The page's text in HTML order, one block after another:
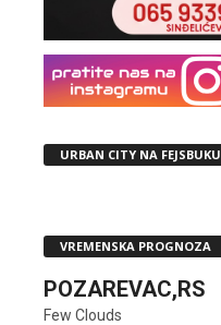
URBAN CITY NA FEJSBUKU
VREMENSKA PROGNOZA
POZAREVAC,RS
Few Clouds